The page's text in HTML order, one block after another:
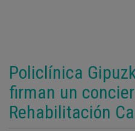
Policlínica
firman un
Rehabilitación